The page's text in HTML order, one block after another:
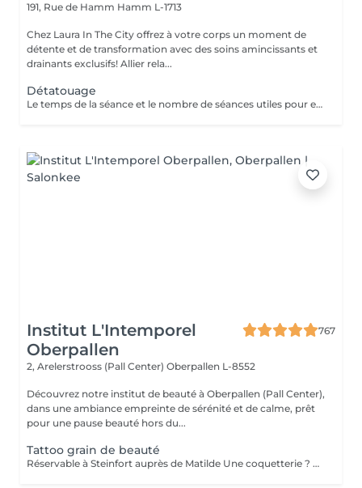
191, Rue de Hamm Hamm L-1713
Chez Laura In The City offrez à votre corps un moment de
détente et de transformation avec des soins amincissants et
drainants exclusifs! Allier rela...
Détatouage
Le temps de la séance et le nombre de séances utiles pour enlever le tatouage sont variables Le détatouage laser est une technique efficace qui fragmente les pigments d'encre sous la peau à l'aide de faisceaux de lumière, permettant ainsi au système immunitaire de les éliminer progressivement. Le processus nécessite généralement plusieurs séances, et son efficacité dépend de divers facteurs. Comment ça marche ? Le laser cible les particules d'encre et les chauffe pour les fragmenter en morceaux plus petits. Ces fragments sont ensuite naturellement évacués par le corps. Différents types de lasers, tels que le laser Picosure ou le laser Q-Switched, sont utilisés pour traiter efficacement différentes couleurs et profondeurs d'encre. Ce qu'il faut savoir Nombre de séances Le nombre de séances varie considérablement. Un tatouage amateur peut nécessiter 3 à 5 séances, tandis qu'un tatouage professionnel peut en exiger 4 à 12, voire plus, pour une disparition complète. Résultats progressifs L'éclaircissement de l'encre est visible après chaque séance, mais le tatouage complet s'estompe progressivement au fil du temps.
Institut L'Intemporel
Oberpallen
767
2, Arelerstrooss (Pall Center) Oberpallen L-8552
Découvrez notre institut de beauté à Oberpallen (Pall Center),
dans une ambiance empreinte de sérénité et de calme, prêt
pour une pause beauté hors du...
Tattoo grain de beauté
Réservable à Steinfort auprès de Matilde Une coquetterie ? Accentuer un grain de beauté déjà existant ? Une jolie mouche à la Maryline Monroe ? Au choix... Sans douleur, pas de retouche nécessaire ( mais comprise si besoin ), longue durée dans le temps ( jusqu'à 18 mois )